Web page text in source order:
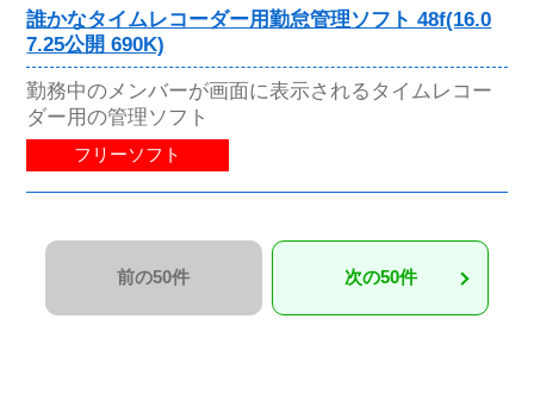
誰かなタイムレコーダー用勤怠管理ソフト 48f(16.0
7.25公開 690K)
勤務中のメンバーが画面に表示されるタイムレコー
ダー用の管理ソフト
フリーソフト
前の50件 次の50件